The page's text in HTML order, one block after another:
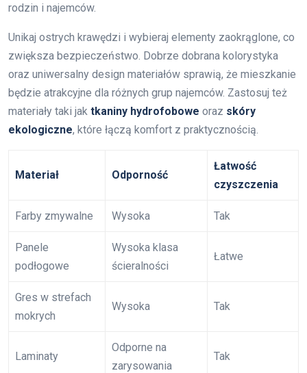
rodzin i najemców.
Unikaj ostrych krawędzi i wybieraj elementy zaokrąglone, co
zwiększa bezpieczeństwo. Dobrze dobrana kolorystyka
oraz uniwersalny design materiałów sprawią, że mieszkanie
będzie atrakcyjne dla różnych grup najemców. Zastosuj też
materiały taki jak tkaniny hydrofobowe oraz skóry
ekologiczne, które łączą komfort z praktycznością.
Materiał Odporność
Łatwość
czyszczenia
Farby zmywalne Wysoka Tak
Panele
podłogowe
Wysoka klasa
ścieralności
Łatwe
Gres w strefach
mokrych
Wysoka Tak
Laminaty
Odporne na
zarysowania
Tak